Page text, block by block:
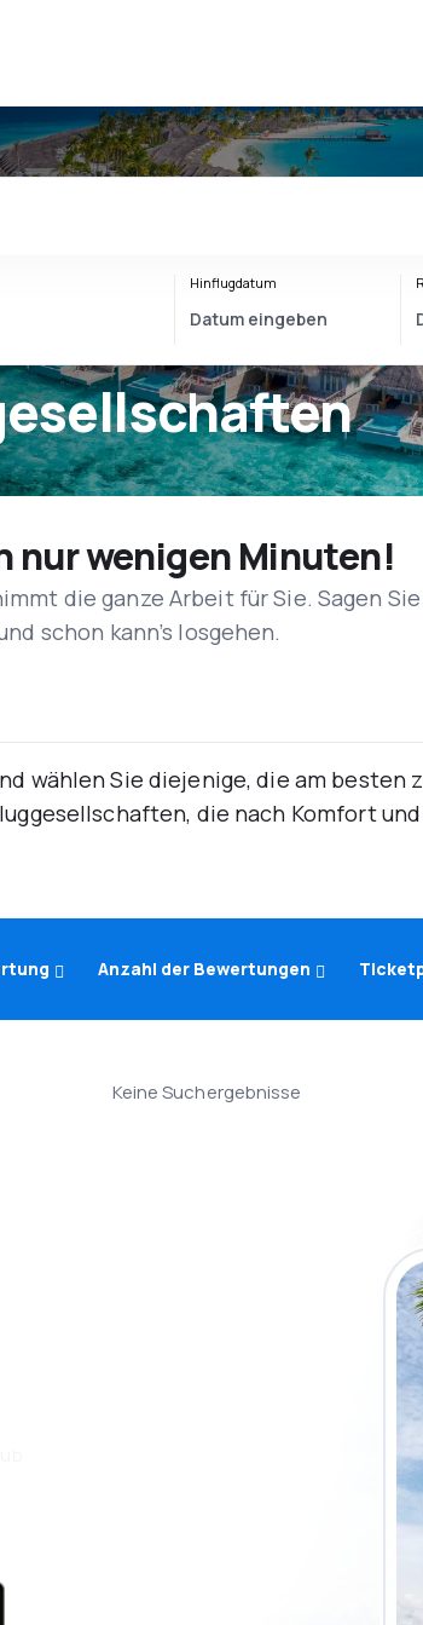
Hinflugdatum
nur wenigen Minuten!
die ganze Arbeit für Sie. Sagen Sie
schon kann’s losgehen.
wählen Sie diejenige, die am besten
die nach Komfort
Anzahl der Bewertungen
Keine Suchergebnisse